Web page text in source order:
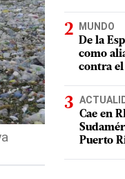
MUNDO
De la
como
contra
Cae en
Puerto